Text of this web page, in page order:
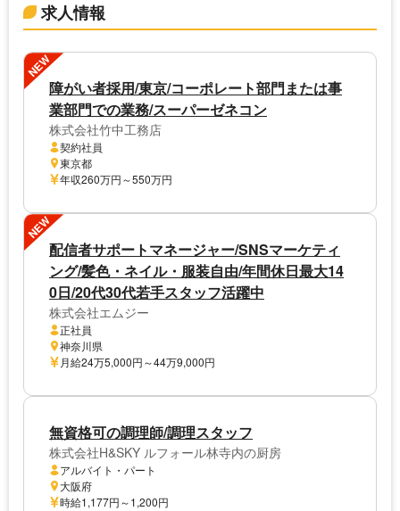
求人情報
NEW
障がい者採用/東京/コーポレート部門または事
業部門での業務/スーパーゼネコン
株式会社竹中工務店
契約社員
東京都
年収260万円～550万円
NEW
配信者サポートマネージャー/SNSマーケティ
ング/髪色・ネイル・服装自由/年間休日最大14
0日/20代30代若手スタッフ活躍中
株式会社エムジー
正社員
神奈川県
月給24万5,000円～44万9,000円
無資格可の調理師/調理スタッフ
株式会社H&SKY ルフォール林寺内の厨房
アルバイト・パート
大阪府
時給1,177円～1,200円